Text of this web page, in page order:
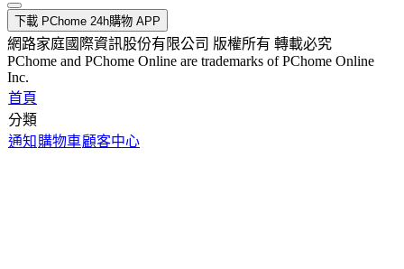
下載 PChome 24h購物 APP
網路家庭國際資訊股份有限公司 版權所有 轉載必究
PChome and PChome Online are trademarks of PChome Online
Inc.
首頁
分類
通知 購物車顧客中心